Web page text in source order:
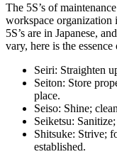
The 5S’s of
workspace organization
5S’s are in Japanese,
vary, here is the
Seiri: Straighten
Seiton: Store
place.
Seiso: Shine;
Seiketsu:
Shitsuke: Strive;
established.